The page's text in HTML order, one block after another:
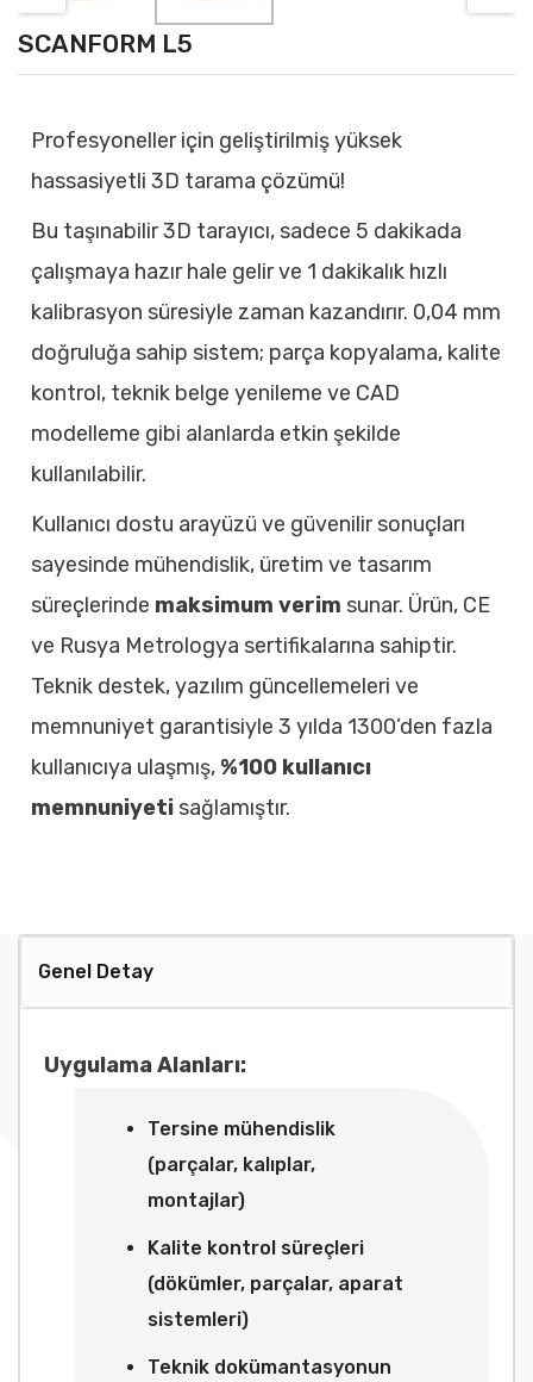
SCANFORM L5
Profesyoneller için geliştirilmiş yüksek
hassasiyetli 3D tarama çözümü!
Bu taşınabilir 3D tarayıcı, sadece 5 dakikada
çalışmaya hazır hale gelir ve 1 dakikalık hızlı
kalibrasyon süresiyle zaman kazandırır. 0,04 mm
doğruluğa sahip sistem; parça kopyalama, kalite
kontrol, teknik belge yenileme ve CAD
modelleme gibi alanlarda etkin şekilde
kullanılabilir.
Kullanıcı dostu arayüzü ve güvenilir sonuçları
sayesinde mühendislik, üretim ve tasarım
süreçlerinde maksimum verim sunar. Ürün, CE
ve Rusya Metrologya sertifikalarına sahiptir.
Teknik destek, yazılım güncellemeleri ve
memnuniyet garantisiyle 3 yılda 1300’den fazla
kullanıcıya ulaşmış, %100 kullanıcı
memnuniyeti sağlamıştır.
Genel Detay
Uygulama Alanları:
Tersine mühendislik
(parçalar, kalıplar,
montajlar)
Kalite kontrol süreçleri
(dökümler, parçalar, aparat
sistemleri)
Teknik dokümantasyonun